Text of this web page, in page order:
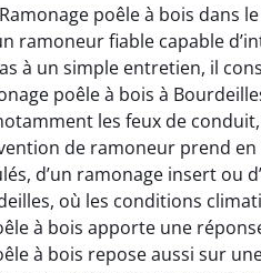
poêle à bois dans
ramoneur fiable capable
à un simple entretien, il
poêle à bois à
les feux de
de ramoneur prend en
d’un ramonage insert ou
où les conditions
à bois apporte une
à bois repose aussi sur